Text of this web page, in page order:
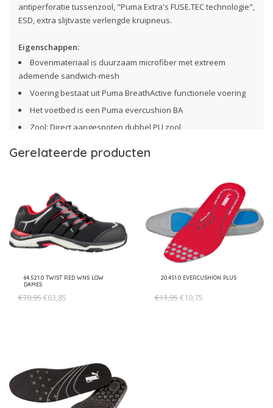
antiperforatie tussenzool, "Puma Extra's FUSE.TEC technologie",
ESD, extra slijtvaste verlengde kruipneus.
Eigenschappen:
Bovenmateriaal is duurzaam microfiber met extreem
ademende sandwich-mesh
Voering bestaat uit Puma BreathActive functionele voering
Het voetbed is een Puma evercushion BA
Zool: Direct aangespoten dubbel PU zool
Beschikbare maten 36 - 42 (11cm breed)
Puma Safety schoenen, waaronder deze 64.411.0 Fuse TC Pink
Wns Low S1P SRC, vallen veelal iets groter/breder uit dan
normale schoenen. We krijgen vaak omruil verzoeken voor een
maat kleiner. Zit je vaak tussen 2 maten in, bestel dan direct de
kleinere maat.
*aan dit advies kunnen geen rechten worden ontleend
Gerelateerde producten
64.521.0 TWIST RED WNS LOW
DAMES
€70,95€63,85
20.451.0 EVERCUSHION PLUS
€11,95€10,75